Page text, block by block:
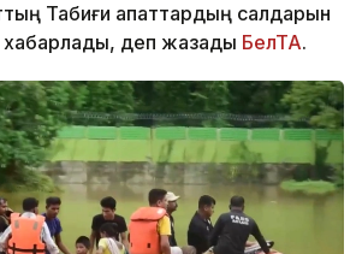
Табиғи апаттардың салдарын
деп жазады БелТА.